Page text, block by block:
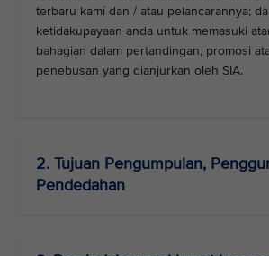
terbaru kami dan / atau pelancarannya;
ketidakupayaan anda untuk memasuki
bahagian dalam pertandingan, promosi
penebusan yang dianjurkan oleh SIA.
2. Tujuan Pengumpulan,
Pendedahan